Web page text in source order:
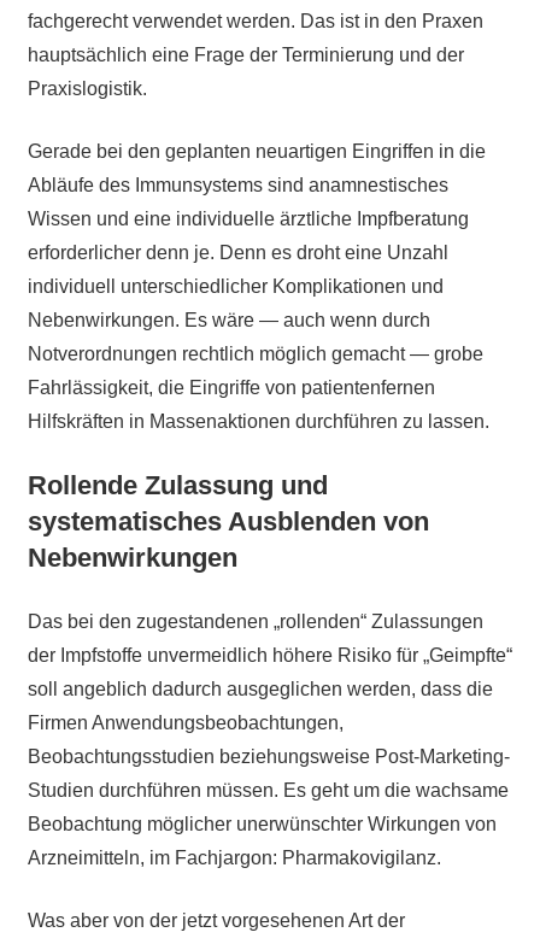
fachgerecht verwendet werden. Das ist in den Praxen
hauptsächlich eine Frage der Terminierung und der
Praxislogistik.
Gerade bei den geplanten neuartigen Eingriffen in die
Abläufe des Immunsystems sind anamnestisches
Wissen und eine individuelle ärztliche Impfberatung
erforderlicher denn je. Denn es droht eine Unzahl
individuell unterschiedlicher Komplikationen und
Nebenwirkungen. Es wäre — auch wenn durch
Notverordnungen rechtlich möglich gemacht — grobe
Fahrlässigkeit, die Eingriffe von patientenfernen
Hilfskräften in Massenaktionen durchführen zu lassen.
Rollende Zulassung und
systematisches Ausblenden von
Nebenwirkungen
Das bei den zugestandenen „rollenden“ Zulassungen
der Impfstoffe unvermeidlich höhere Risiko für „Geimpfte“
soll angeblich dadurch ausgeglichen werden, dass die
Firmen Anwendungsbeobachtungen,
Beobachtungsstudien beziehungsweise Post-Marketing-
Studien durchführen müssen. Es geht um die wachsame
Beobachtung möglicher unerwünschter Wirkungen von
Arzneimitteln, im Fachjargon: Pharmakovigilanz.
Was aber von der jetzt vorgesehenen Art der